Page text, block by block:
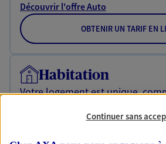
Découvrir l'offre Auto
OBTENIR UN TARIF EN
Habitation
Votre logement est unique,
protégeant ce qui vous tient à
Découvrir l'offre Habitation
Continuer sans